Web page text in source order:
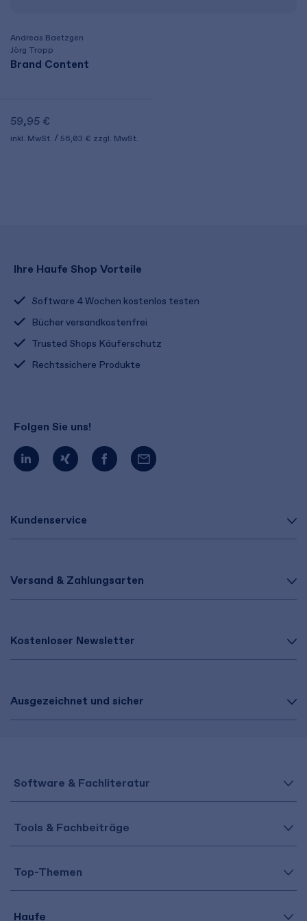
Andreas Baetzgen
Jörg Tropp
Brand Content
59,95 €
inkl. MwSt. 56,03 € zzgl. MwSt.
Kundenservice
Versand & Zahlungsarten
Kostenloser Newsletter
Ausgezeichnet und sicher
Ihre Haufe Shop Vorteile
Software 4 Wochen kostenlos testen
Bücher versandkostenfrei
Trusted Shops Käuferschutz
Rechtssichere Produkte
Folgen Sie uns!
Software & Fachliteratur
Tools & Fachbeiträge
Top-Themen
Haufe